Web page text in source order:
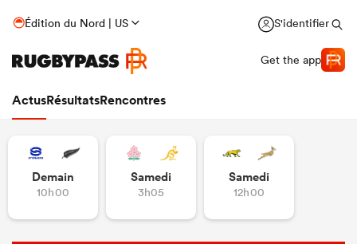
Édition du Nord | US S'identifier
Get the app
ActusRésultatsRencontres
Demain
10h00
Samedi
3h05
Samedi
12h00